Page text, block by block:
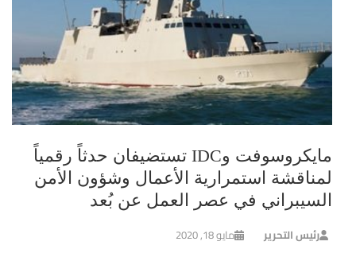
مايكروسوفت وIDC تستضيفان حدثاً رقمياً
لمناقشة استمرارية الأعمال وشؤون الأمن
السيبراني في عصر العمل عن بُعد
رئيس التحرير مايو 18, 2020